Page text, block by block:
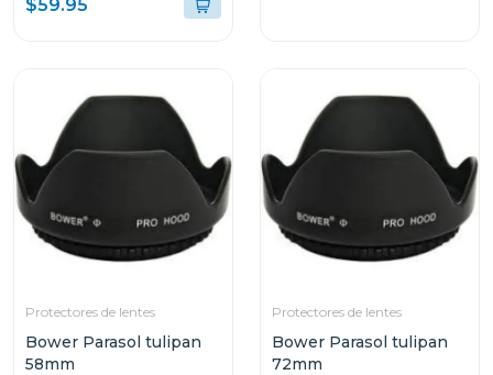
$59.95
Protectores de lentes
Bower Parasol tulipan
58mm
Protectores de lentes
Bower Parasol tulipan
72mm